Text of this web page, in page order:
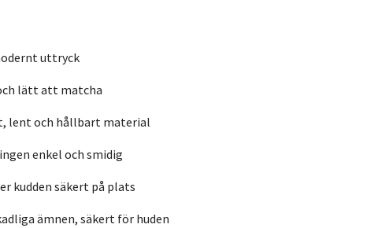
uttryck
lätt att matcha
lent och hållbart material
enkel och smidig
kudden säkert på plats
ämnen, säkert för huden